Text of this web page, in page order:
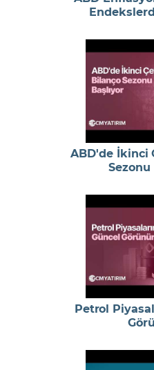
ABD'de İkinci
Sezonu
Petrol